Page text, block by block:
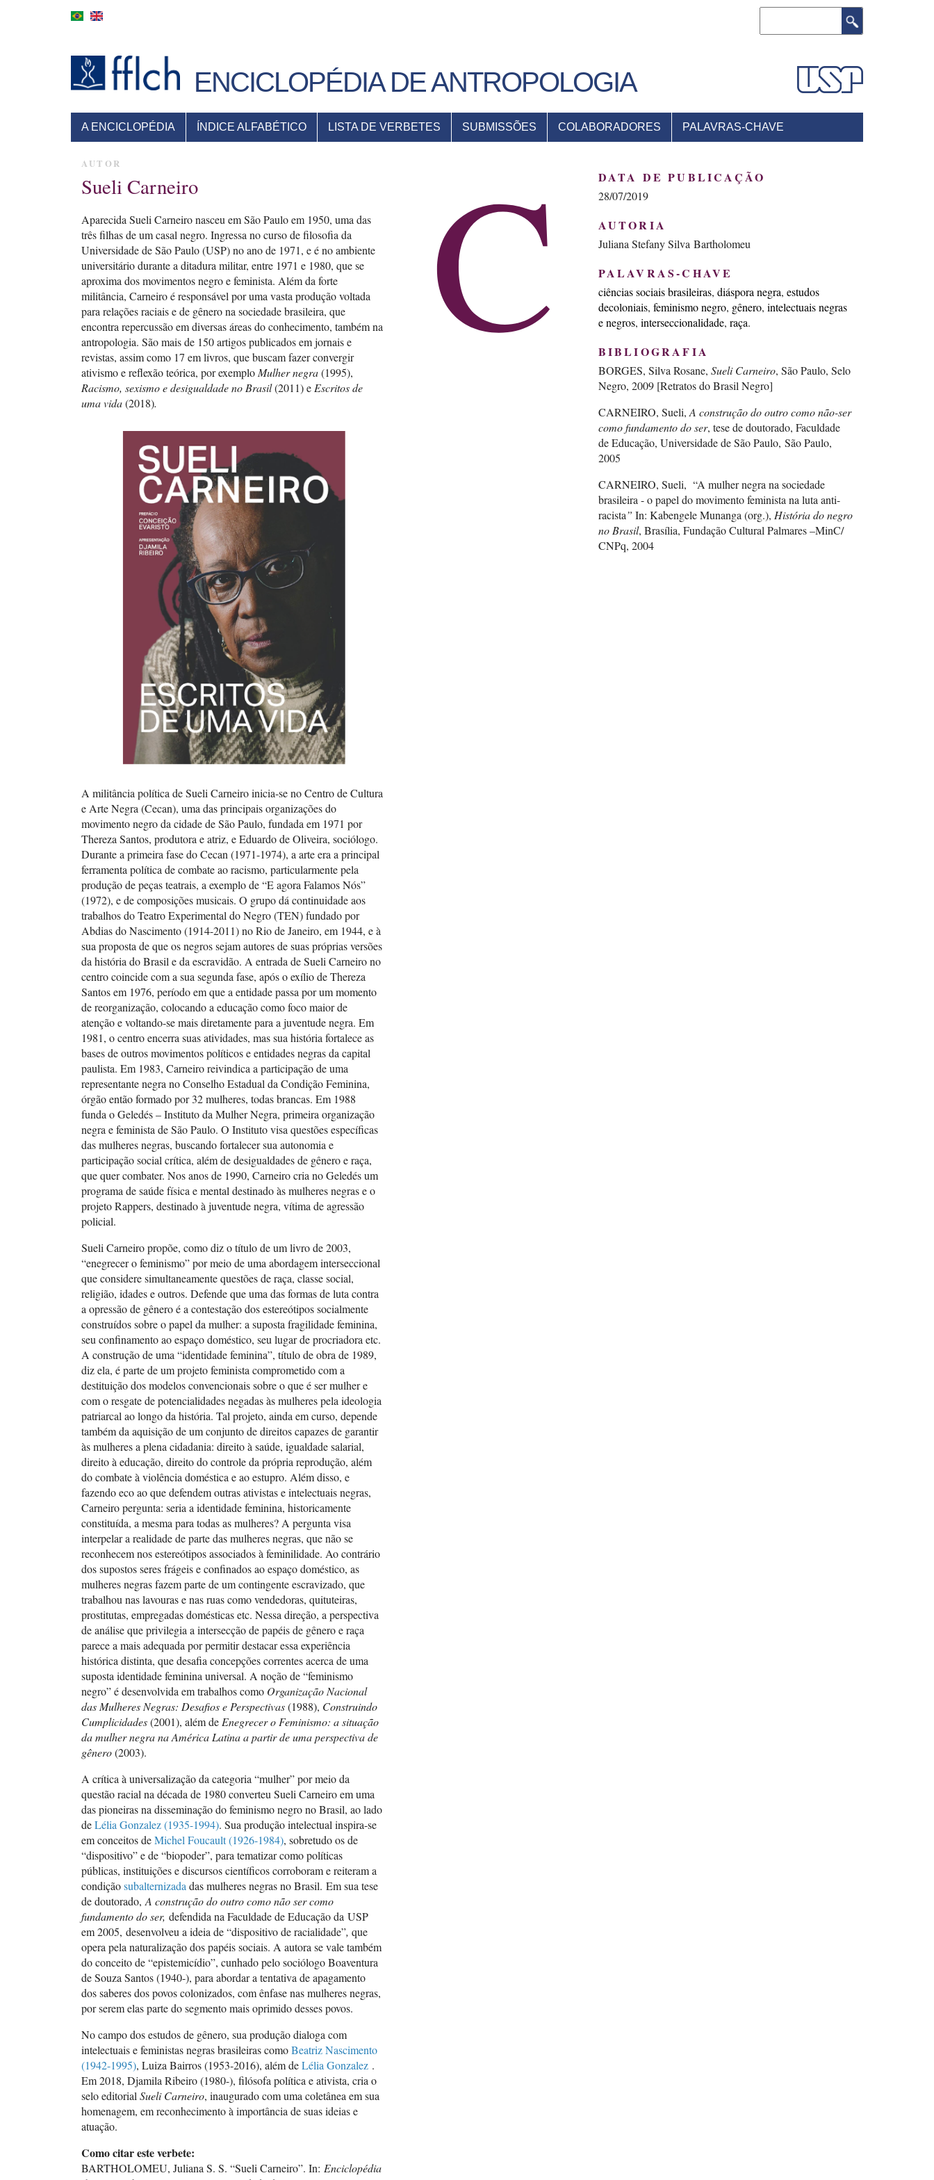
ENCICLOPÉDIA DE ANTROPOLOGIA
MENU
PRINCIPAL
A ENCICLOPÉDIA ÍNDICE ALFABÉTICO LISTA DE VERBETES SUBMISSÕES COLABORADORES PALAVRAS-CHAVE
AUTOR
Sueli Carneiro
Aparecida Sueli Carneiro nasceu em São Paulo em 1950, uma das
três filhas de um casal negro. Ingressa no curso de filosofia da
Universidade de São Paulo (USP) no ano de 1971, e é no ambiente
universitário durante a ditadura militar, entre 1971 e 1980, que se
aproxima dos movimentos negro e feminista. Além da forte
militância, Carneiro é responsável por uma vasta produção voltada
para relações raciais e de gênero na sociedade brasileira, que
encontra repercussão em diversas áreas do conhecimento, também na
antropologia. São mais de 150 artigos publicados em jornais e
revistas, assim como 17 em livros, que buscam fazer convergir
ativismo e reflexão teórica, por exemplo Mulher negra(1995),
Racismo, sexismo e desigualdade no Brasil(2011)e Escritos de
uma vida(2018).
A militância política de Sueli Carneiro inicia-se no Centro de Cultura
e Arte Negra (Cecan), uma das principais organizações do
movimento negro da cidade de São Paulo, fundada em 1971 por
Thereza Santos, produtora e atriz, e Eduardo de Oliveira, sociólogo.
Durante a primeira fase do Cecan (1971-1974), a arte era a principal
ferramenta política de combate ao racismo, particularmente pela
produção de peças teatrais, a exemplo de “E agora Falamos Nós”
(1972), e de composições musicais. O grupo dá continuidade aos
trabalhos do Teatro Experimental do Negro (TEN) fundado por
Abdias do Nascimento (1914-2011) no Rio de Janeiro, em 1944, e à
sua proposta de que os negros sejam autores de suas próprias versões
da história do Brasil e da escravidão. A entrada de Sueli Carneiro no
centro coincide com a sua segunda fase, após o exílio de Thereza
Santos em 1976, período em que a entidade passa por um momento
de reorganização, colocando a educação como foco maior de
atenção e voltando-se mais diretamente para a juventude negra. Em
1981, o centro encerra suas atividades, mas sua história fortalece as
bases de outros movimentos políticos e entidades negras da capital
paulista. Em 1983, Carneiro reivindica a participação de uma
representante negra no Conselho Estadual da Condição Feminina,
órgão então formado por 32 mulheres, todas brancas. Em 1988
funda o Geledés – Instituto da Mulher Negra, primeira organização
negra e feminista de São Paulo. O Instituto visa questões específicas
das mulheres negras, buscando fortalecer sua autonomia e
participação social crítica, além de desigualdades de gênero e raça,
que quer combater. Nos anos de 1990, Carneiro cria no Geledés um
programa de saúde física e mental destinado às mulheres negras e o
projeto Rappers, destinado à juventude negra, vítima de agressão
policial.
Sueli Carneiropropõe, como diz o título de um livro de 2003,
“enegrecer o feminismo”por meio de uma abordagem interseccional
que considere simultaneamente questões de raça, classe social,
religião, idades e outros. Defende que uma das formas de luta contra
a opressão de gênero é a contestação dos estereótipos socialmente
construídos sobre o papel da mulher: a suposta fragilidade feminina,
seu confinamento ao espaço doméstico, seu lugar de procriadora etc.
A construção de uma “identidade feminina”, título de obra de 1989,
diz ela, é parte de um projeto feminista comprometido com a
destituição dos modelos convencionais sobre o que é ser mulher e
com o resgate de potencialidades negadas às mulheres pela ideologia
patriarcal ao longo da história. Tal projeto, ainda em curso, depende
também da aquisição de um conjunto de direitos capazes de garantir
às mulheres a plena cidadania: direito à saúde, igualdade salarial,
direito à educação, direito do controle da própria reprodução, além
do combate à violência doméstica e ao estupro. Além disso, e
fazendo eco ao que defendem outras ativistas e intelectuais negras,
Carneiro pergunta: seria a identidade feminina, historicamente
constituída, a mesma para todas as mulheres? A pergunta visa
interpelar a realidade de parte das mulheres negras, que não se
reconhecem nos estereótipos associados à feminilidade. Ao contrário
dos supostos seres frágeis e confinados ao espaço doméstico, as
mulheres negras fazem parte de um contingente escravizado, que
trabalhou nas lavouras e nas ruas como vendedoras, quituteiras,
prostitutas, empregadas domésticas etc. Nessa direção, a perspectiva
de análise que privilegia a intersecção de papéis de gênero e raça
parece a mais adequada por permitir destacar essa experiência
histórica distinta, que desafia concepções correntes acerca de uma
suposta identidade feminina universal. A noção de “feminismo
negro” é desenvolvida em trabalhos como Organização Nacional
das Mulheres Negras: Desafios e Perspectivas(1988), Construindo
Cumplicidades(2001), além de Enegrecer o Feminismo: a situação
da mulher negra na América Latina a partir de uma perspectiva de
gênero(2003).
A crítica à universalização da categoria “mulher” por meio da
questão racial na década de 1980 converteu Sueli Carneiro em uma
das pioneiras na disseminação do feminismo negro no Brasil, ao lado
deLélia Gonzalez (1935-1994). Sua produção intelectual inspira-se
em conceitos deMichel Foucault (1926-1984), sobretudo os de
“dispositivo” e de “biopoder”, para tematizar como políticas
públicas, instituições e discursos científicos corroboram e reiteram a
condiçãosubalternizada das mulheres negras no Brasil. Em sua tese
de doutorado, A construção do outro como não ser como
fundamento do ser, defendida na Faculdade de Educação da USP
em 2005, desenvolveu a ideia de “dispositivo de racialidade”, que
opera pela naturalização dos papéis sociais. A autora se vale também
do conceito de “epistemicídio”, cunhado pelo sociólogo Boaventura
de Souza Santos (1940-), para abordar a tentativa de apagamento
dos saberes dos povos colonizados, com ênfase nas mulheres negras,
por serem elas parte do segmento mais oprimido desses povos.
No campo dos estudos de gênero, sua produção dialoga com
intelectuais e feministas negras brasileiras comoBeatriz Nascimento
(1942-1995), Luiza Bairros (1953-2016), além deLélia Gonzalez .
Em 2018, Djamila Ribeiro (1980-), filósofa política e ativista, cria o
selo editorial Sueli Carneiro, inaugurado com uma coletânea em sua
homenagem, em reconhecimento à importância de suas ideias e
atuação.
Como citar este verbete:
BARTHOLOMEU, Juliana S. S. “Sueli Carneiro”. In: Enciclopédia
C DATA DE PUBLICAÇÃO
28/07/2019
AUTORIA
Juliana Stefany Silva Bartholomeu
PALAVRAS-CHAVE
ciências sociais brasileiras diáspora negra estudos
decoloniais feminismo negro gênero intelectuais negras
e negros interseccionalidade raça
BIBLIOGRAFIA
BORGES, Silva Rosane, Sueli Carneiro, São Paulo, Selo
Negro, 2009 [Retratos do Brasil Negro]
CARNEIRO, Sueli, A construção do outro como não-ser
como fundamento do ser, tese de doutorado, Faculdade
de Educação, Universidade de São Paulo, São Paulo,
2005
CARNEIRO, Sueli, “A mulher negra na sociedade
brasileira - o papel do movimento feminista na luta anti-
racista” In: Kabengele Munanga (org.), História do negro
no Brasil, Brasília, Fundação Cultural Palmares –MinC/
CNPq, 2004